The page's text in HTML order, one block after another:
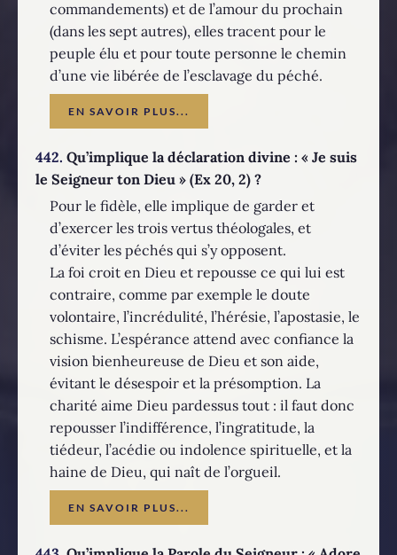
commandements) et de l’amour du prochain
(dans les sept autres), elles tracent pour le
peuple élu et pour toute personne le chemin
d’une vie libérée de l’esclavage du péché.
EN SAVOIR PLUS...
442. Qu’implique la déclaration divine : « Je suis
le Seigneur ton Dieu » (Ex 20, 2) ?
Pour le fidèle, elle implique de garder et
d’exercer les trois vertus théologales, et
d’éviter les péchés qui s’y opposent.
La foi croit en Dieu et repousse ce qui lui est
contraire, comme par exemple le doute
volontaire, l’incrédulité, l’hérésie, l’apostasie, le
schisme. L’espérance attend avec confiance la
vision bienheureuse de Dieu et son aide,
évitant le désespoir et la présomption. La
charité aime Dieu pardessus tout : il faut donc
repousser l’indifférence, l’ingratitude, la
tiédeur, l’acédie ou indolence spirituelle, et la
haine de Dieu, qui naît de l’orgueil.
EN SAVOIR PLUS...